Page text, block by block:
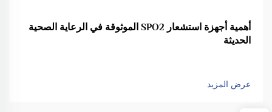
أهمية أجهزة استشعار SPO2 الموثوقة في الرعاية الصحية
الحديثة
عرض المزيد